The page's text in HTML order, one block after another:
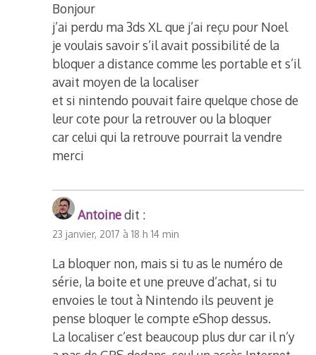
Bonjour
j’ai perdu ma 3ds XL que j’ai reçu pour Noel
je voulais savoir s’il avait possibilité de la
bloquer a distance comme les portable et s’il
avait moyen de la localiser
et si nintendo pouvait faire quelque chose de
leur cote pour la retrouver ou la bloquer
car celui qui la retrouve pourrait la vendre
merci
Antoinedit :
23 janvier, 2017 à 18 h 14 min
La bloquer non, mais si tu as le numéro de
série, la boite et une preuve d’achat, si tu
envoies le tout à Nintendo ils peuvent je
pense bloquer le compte eShop dessus.
La localiser c’est beaucoup plus dur car il n’y